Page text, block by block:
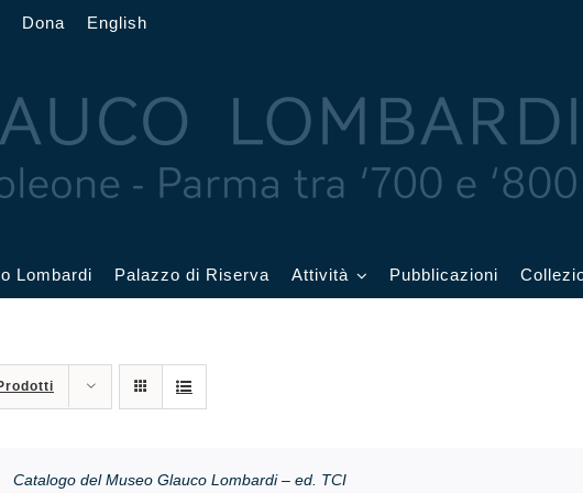
Dona English
Sala Acquerelli
Sala Affetti
Lombardi Palazzo di Riserva Attività
Didattica e visite
Pubblicazioni
Catalogo del Museo Glauco Lombardi – ed. TCI